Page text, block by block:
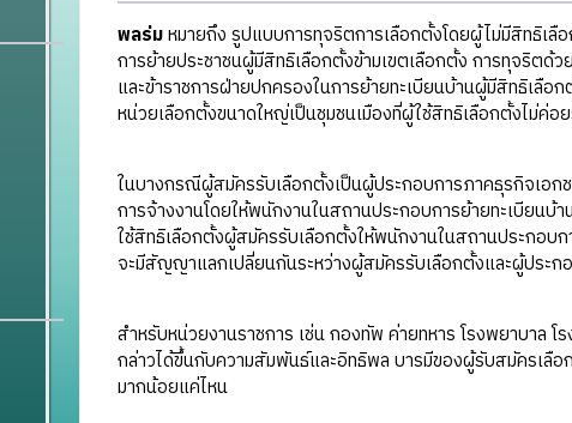
พลร่มหมายถึง รูปแบบการทุจริตการเลือกตั้งโดยผู้ไม่มีสิทธิเลื
การย้ายประชาชนผู้มีสิทธิเลือกตั้งข้ามเขตเลือกตั้ง การทุจริตด้
และข้าราชการฝ่ายปกครองในการย้ายทะเบียนบ้านผู้มีสิทธิเลื
หน่วยเลือกตั้งขนาดใหญ่เป็นชุมชนเมืองที่ผู้ใช้สิทธิเลือกตั้งไม่ค่
ในบางกรณีผู้สมัครรับเลือกตั้งเป็นผู้ประกอบการภาคธุรกิจเอ
การจ้างงานโดยให้พนักงานในสถานประกอบการย้ายทะเบียนบ้
ใช้สิทธิเลือกตั้งผู้สมัครรับเลือกตั้งให้พนักงานในสถานประกอ
จะมีสัญญาแลกเปลี่ยนกันระหว่างผู้สมัครรับเลือกตั้งและผู้ประก
สำหรับหน่วยงานราชการ เช่น กองทัพ ค่ายทหาร โรงพยาบาล
กล่าวได้ขึ้นกับความสัมพันธ์และอิทธิพล บารมีของผู้รับสมัครเลื
มากน้อยแค่ไหน